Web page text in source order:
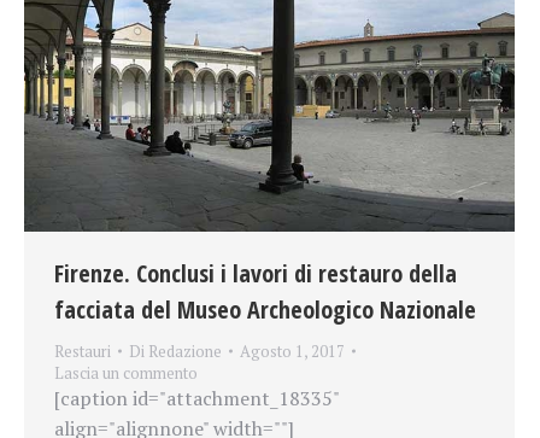
Firenze. Conclusi i lavori di restauro della
facciata del Museo Archeologico Nazionale
Restauri Di Redazione
Agosto 1, 2017
Lascia un commento
[caption id="attachment_18335"
align="alignnone" width=""]